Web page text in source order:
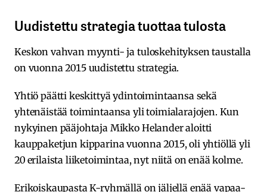
Uudistettu strategia tuottaa tulosta
Keskon vahvan myynti- ja tuloskehityksen taustalla
on vuonna 2015 uudistettu strategia.
Yhtiö päätti keskittyä ydintoimintaansa sekä
yhtenäistää toimintaansa yli toimialarajojen. Kun
nykyinen pääjohtaja Mikko Helander aloitti
kauppaketjun kipparina vuonna 2015, oli yhtiöllä yli
20 erilaista liiketoimintaa, nyt niitä on enää kolme.
Erikoiskaupasta K-ryhmällä on jäljellä enää vapaa-